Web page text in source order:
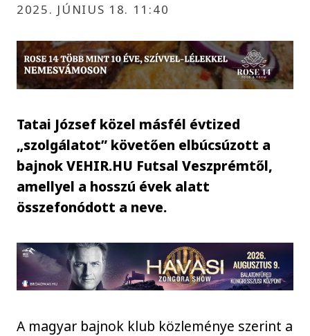
2025. JÚNIUS 18. 11:40
Tatai József közel másfél évtized
„szolgálatot” követően elbúcsúzott a
bajnok VEHIR.HU Futsal Veszprémtől,
amellyel a hosszú évek alatt
összefonódott a neve.
A magyar bajnok klub közleménye szerint a